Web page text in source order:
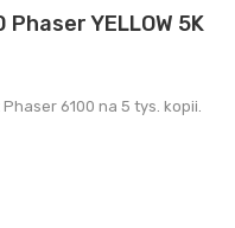
YELLOW 5K
6100 na 5 tys. kopii.